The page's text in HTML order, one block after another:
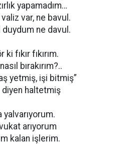
yapamadım…
var, ne bavul.
duydum ne davul.
fıkır fıkırım.
bırakırım?..
yetmiş, işi bitmiş”
diyen haltetmiş
yalvarıyorum.
arıyorum
kalan işlerim.